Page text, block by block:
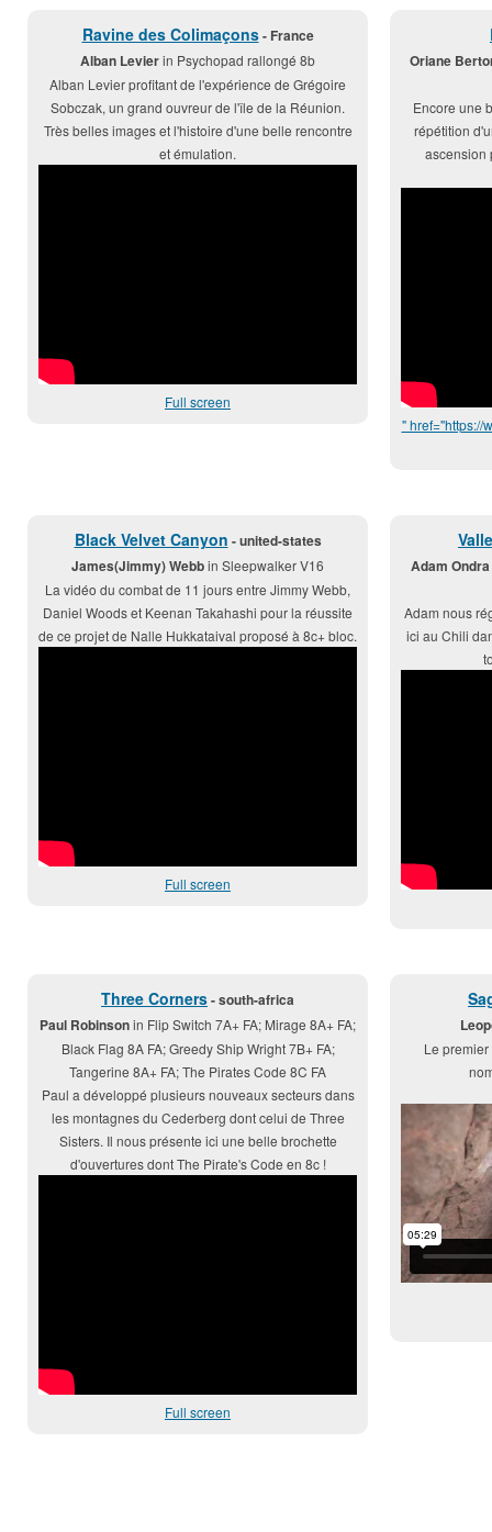
Ravine des Colimaçons- France
Alban Levierin Psychopad rallongé 8b
Alban Levier profitant de l'expérience de Grégoire
Sobczak, un grand ouvreur de l'île de la Réunion.
Très belles images et l'histoire d'une belle rencontre
et émulation.
Full screen
Oriane
Encore une
répétition
ascension
" href="https://
Black Velvet Canyon - united-states
James(Jimmy) Webbin Sleepwalker V16
La vidéo du combat de 11 jours entre Jimmy Webb,
Daniel Woods et Keenan Takahashi pour la réussite
de ce projet de Nalle Hukkataival proposé à 8c+ bloc.
Full screen
Adam Ondra
Adam nous
ici au Chili
Three Corners- south-africa
Paul Robinsonin Flip Switch 7A+ FA; Mirage 8A+ FA;
Black Flag 8A FA; Greedy Ship Wright 7B+ FA;
Tangerine 8A+ FA; The Pirates Code 8C FA
Paul a développé plusieurs nouveaux secteurs dans
les montagnes du Cederberg dont celui de Three
Sisters. Il nous présente ici une belle brochette
d'ouvertures dont The Pirate's Code en 8c !
Full screen
Le